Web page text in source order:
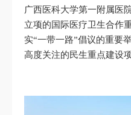
广西医科大学第一附属医
立项的国际医疗卫生合作
实“一带一路”倡议的重要
高度关注的民生重点建设项